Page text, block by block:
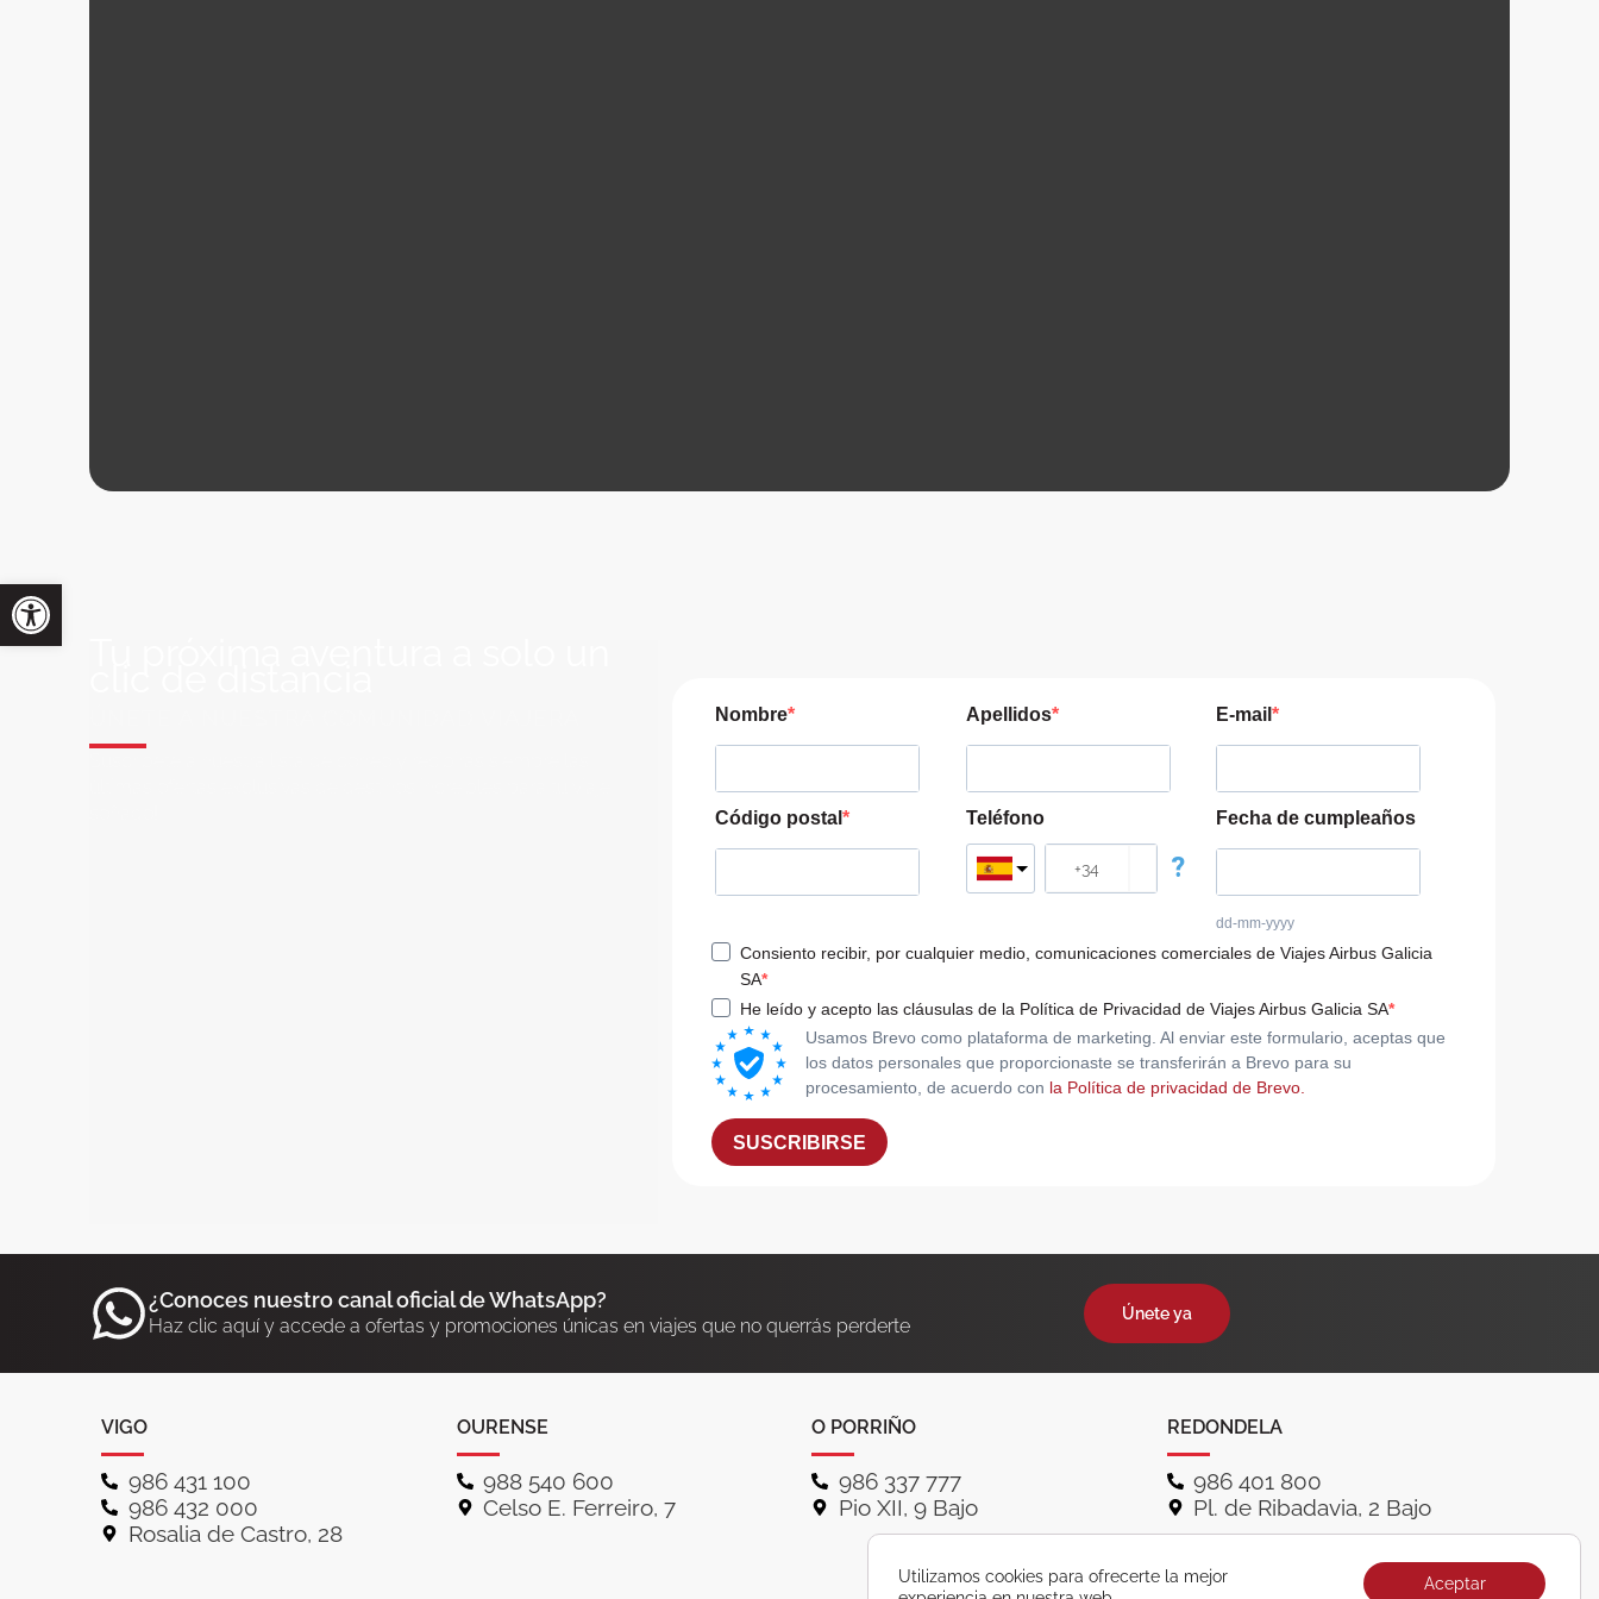
Nombre Apellidos E-mail
Código postal Teléfono
?
Fecha de cumpleaños
dd-mm-yyyy
Consiento recibir, por cualquier medio, comunicaciones comerciales de Viajes Airbus Galicia
SA
He leído y acepto las cláusulas de la Política de Privacidad de Viajes Airbus Galicia SA
Usamos Brevo como plataforma de marketing. Al enviar este formulario, aceptas que
los datos personales que proporcionaste se transferirán a Brevo para su
procesamiento, de acuerdo con la Política de privacidad de Brevo.
SUSCRIBIRSE
¿Conoces nuestro canal oficial de WhatsApp?
Haz clic aquí y accede a ofertas y promociones únicas en viajes que no querrás perderte
Únete ya
VIGO
986 431 100
986 432 000
Rosalia de Castro, 28
OURENSE
988 540 600
Celso E. Ferreiro, 7
O PORRIÑO
986 337 777
Pio XII, 9 Bajo
REDONDELA
986 401 800
Pl. de Ribadavia, 2 Bajo
Utilizamos cookies para ofrecerte la mejor
Aceptar